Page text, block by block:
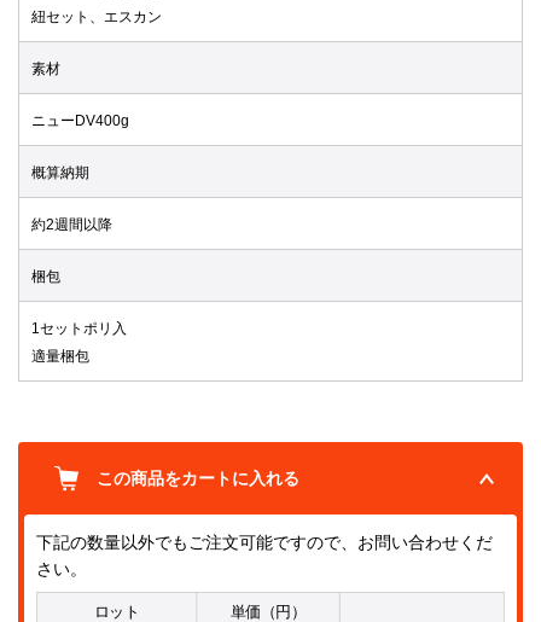
紐セット、エスカン
素材
ニューDV400g
概算納期
約2週間以降
梱包
1セットポリ入
適量梱包
この商品をカートに入れる
下記の数量以外でもご注文可能ですので、お問い合わせくだ
さい。
ロット 単価（円）